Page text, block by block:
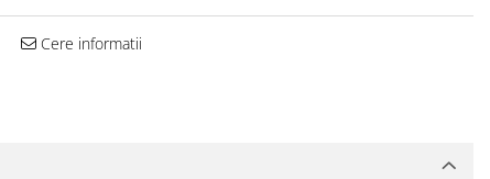
Cere informatii